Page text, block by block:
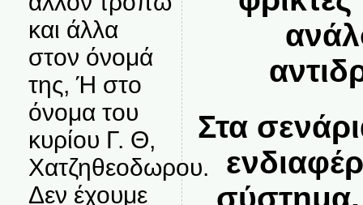
και άλλα
στον όνομά
της, Ή στο
όνομα του
κυρίου Γ. Θ,
Χατζηθεοδωρου.
Δεν έχουμε
Στα
σύστημα,